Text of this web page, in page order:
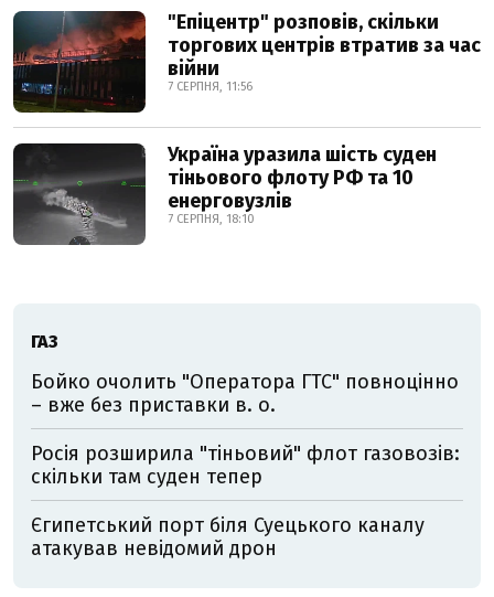
"Епіцентр" розповів, скільки
торгових центрів втратив за час
війни
7 СЕРПНЯ, 11:56
Україна уразила шість суден
тіньового флоту РФ та 10
енерговузлів
7 СЕРПНЯ, 18:10
ГАЗ
Бойко очолить "Оператора ГТС" повноцінно
– вже без приставки в. о.
Росія розширила "тіньовий" флот газовозів:
скільки там суден тепер
Єгипетський порт біля Суецького каналу
атакував невідомий дрон